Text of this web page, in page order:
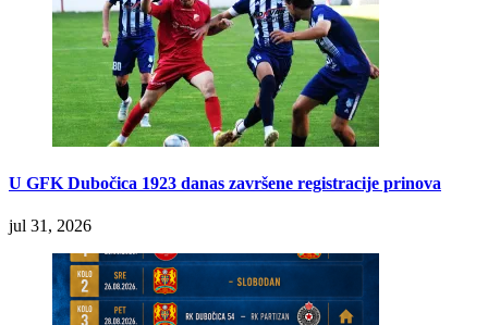
U GFK Dubočica 1923 danas završene registracije prinova
jul 31, 2026